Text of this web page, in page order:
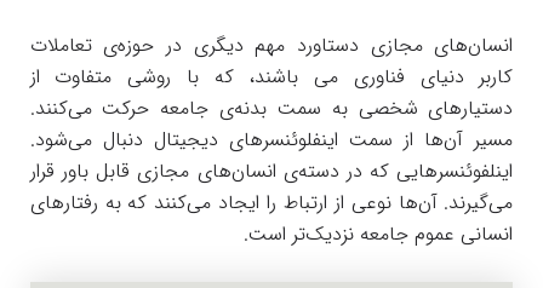
انسان‌های مجازی دستاورد مهم دیگری در حوزه‌ی تعاملات
کاربر دنیای فناوری می باشند، که با روشی متفاوت از
دستیارهای شخصی به سمت بدنه‌ی جامعه حرکت می‌کنند.
مسیر آن‌ها از سمت اینفلوئنسرهای دیجیتال دنبال می‌شود.
اینلفوئنسرهایی که در دسته‌ی انسان‌های مجازی قابل باور قرار
می‌گیرند. آن‌ها نوعی از ارتباط را ایجاد می‌کنند که به رفتارهای
انسانی عموم جامعه نزدیک‌تر است.